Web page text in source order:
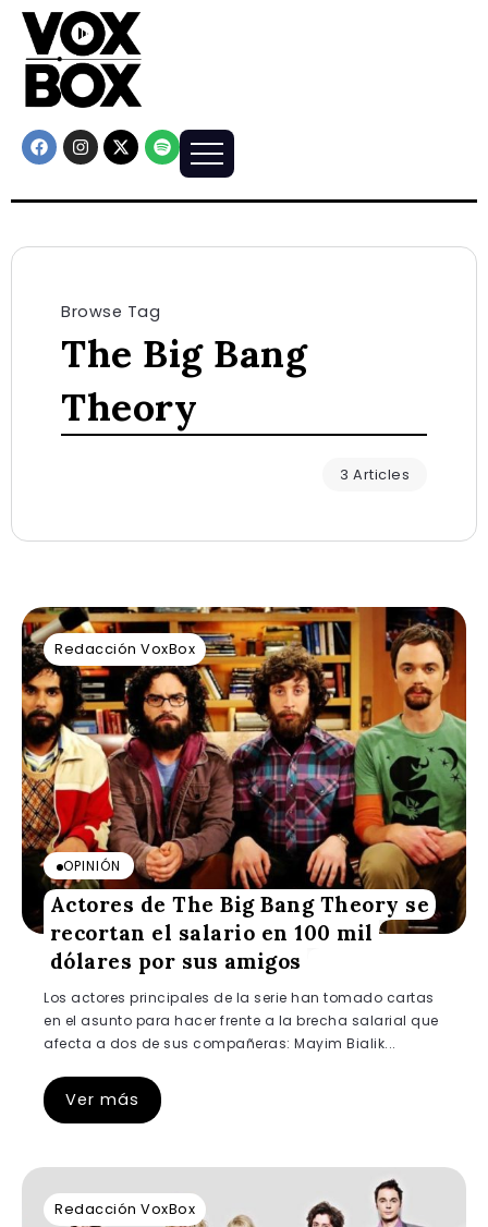
Browse Tag
The Big Bang
Theory
3 Articles
Redacción VoxBox
OPINIÓN
Actores de The Big Bang Theory se
recortan el salario en 100 mil
dólares por sus amigos
Los actores principales de la serie han tomado cartas
en el asunto para hacer frente a la brecha salarial que
afecta a dos de sus compañeras: Mayim Bialik...
Ver más
Redacción VoxBox